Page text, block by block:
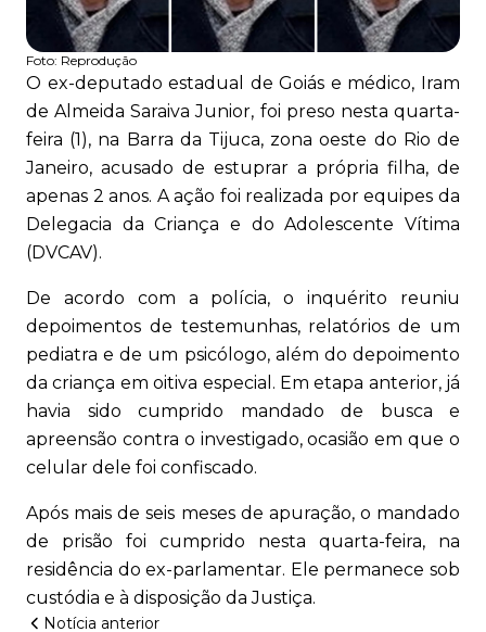
Foto: Reprodução
O ex-deputado estadual de Goiás e médico, Iram
de Almeida Saraiva Junior, foi preso nesta quarta-
feira (1), na Barra da Tijuca, zona oeste do Rio de
Janeiro, acusado de estuprar a própria filha, de
apenas 2 anos. A ação foi realizada por equipes da
Delegacia da Criança e do Adolescente Vítima
(DVCAV).
De acordo com a polícia, o inquérito reuniu
depoimentos de testemunhas, relatórios de um
pediatra e de um psicólogo, além do depoimento
da criança em oitiva especial. Em etapa anterior, já
havia sido cumprido mandado de busca e
apreensão contra o investigado, ocasião em que o
celular dele foi confiscado.
Após mais de seis meses de apuração, o mandado
de prisão foi cumprido nesta quarta-feira, na
residência do ex-parlamentar. Ele permanece sob
custódia e à disposição da Justiça.
Notícia anterior